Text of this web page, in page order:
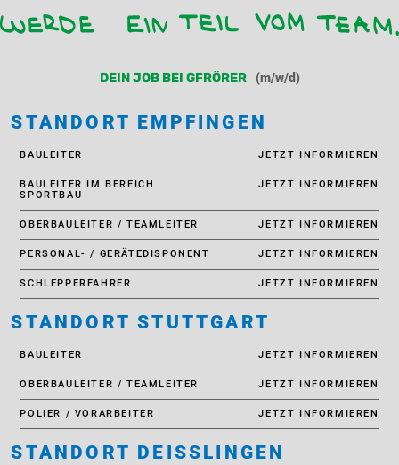
DEIN JOB BEI GFRÖRER (m/w/d)
STANDORT EMPFINGEN
BAULEITER JETZT INFORMIEREN
BAULEITER IM BEREICH
SPORTBAU
JETZT INFORMIEREN
OBERBAULEITER / TEAMLEITER JETZT INFORMIEREN
PERSONAL- / GERÄTEDISPONENT JETZT INFORMIEREN
SCHLEPPERFAHRER JETZT INFORMIEREN
STANDORT STUTTGART
BAULEITER JETZT INFORMIEREN
OBERBAULEITER / TEAMLEITER JETZT INFORMIEREN
POLIER / VORARBEITER JETZT INFORMIEREN
STANDORT DEISSLINGEN